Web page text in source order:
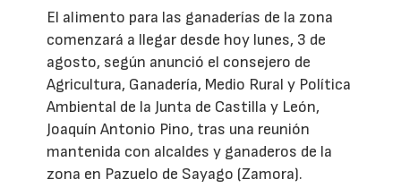
El alimento para las ganaderías de la zona
comenzará a llegar desde hoy lunes, 3 de
agosto, según anunció el consejero de
Agricultura, Ganadería, Medio Rural y Política
Ambiental de la Junta de Castilla y León,
Joaquín Antonio Pino, tras una reunión
mantenida con alcaldes y ganaderos de la
zona en Pazuelo de Sayago (Zamora).